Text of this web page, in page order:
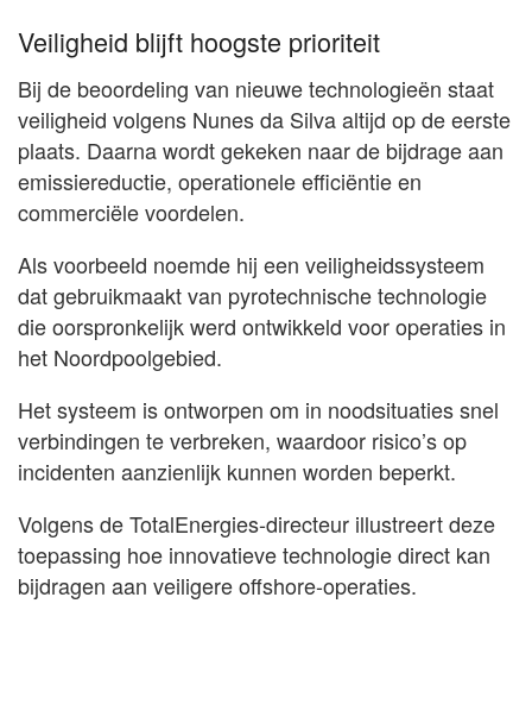
Veiligheid blijft hoogste prioriteit
Bij de beoordeling van nieuwe technologieën staat
veiligheid volgens Nunes da Silva altijd op de eerste
plaats. Daarna wordt gekeken naar de bijdrage aan
emissiereductie, operationele efficiëntie en
commerciële voordelen.
Als voorbeeld noemde hij een veiligheidssysteem
dat gebruikmaakt van pyrotechnische technologie
die oorspronkelijk werd ontwikkeld voor operaties in
het Noordpoolgebied.
Het systeem is ontworpen om in noodsituaties snel
verbindingen te verbreken, waardoor risico’s op
incidenten aanzienlijk kunnen worden beperkt.
Volgens de TotalEnergies-directeur illustreert deze
toepassing hoe innovatieve technologie direct kan
bijdragen aan veiligere offshore-operaties.